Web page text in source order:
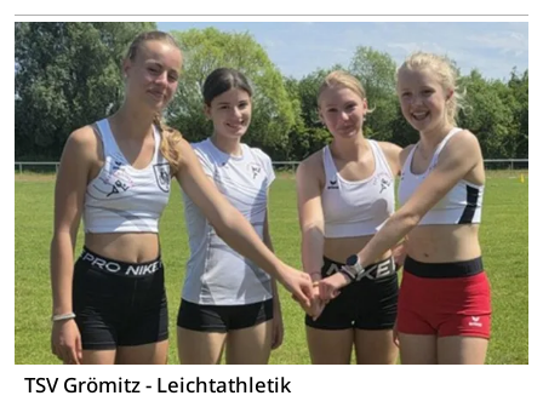
TSV Grömitz - Leichtathletik